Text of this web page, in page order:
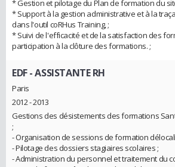
* Gestion et pilotage du Plan de formation du
* Support à la gestion administrative et à la
dans l'outil coRHus Training, ;
* Suivi de l'efficacité et de la satisfaction des
participation à la clôture des formations. ;
EDF- ASSISTANTE RH
Paris
2012 - 2013
Gestions des désistements des formations
;
- Organisation de sessions de formation
- Pilotage des dossiers stagiaires scolaires ;
- Administration du personnel et traitement du